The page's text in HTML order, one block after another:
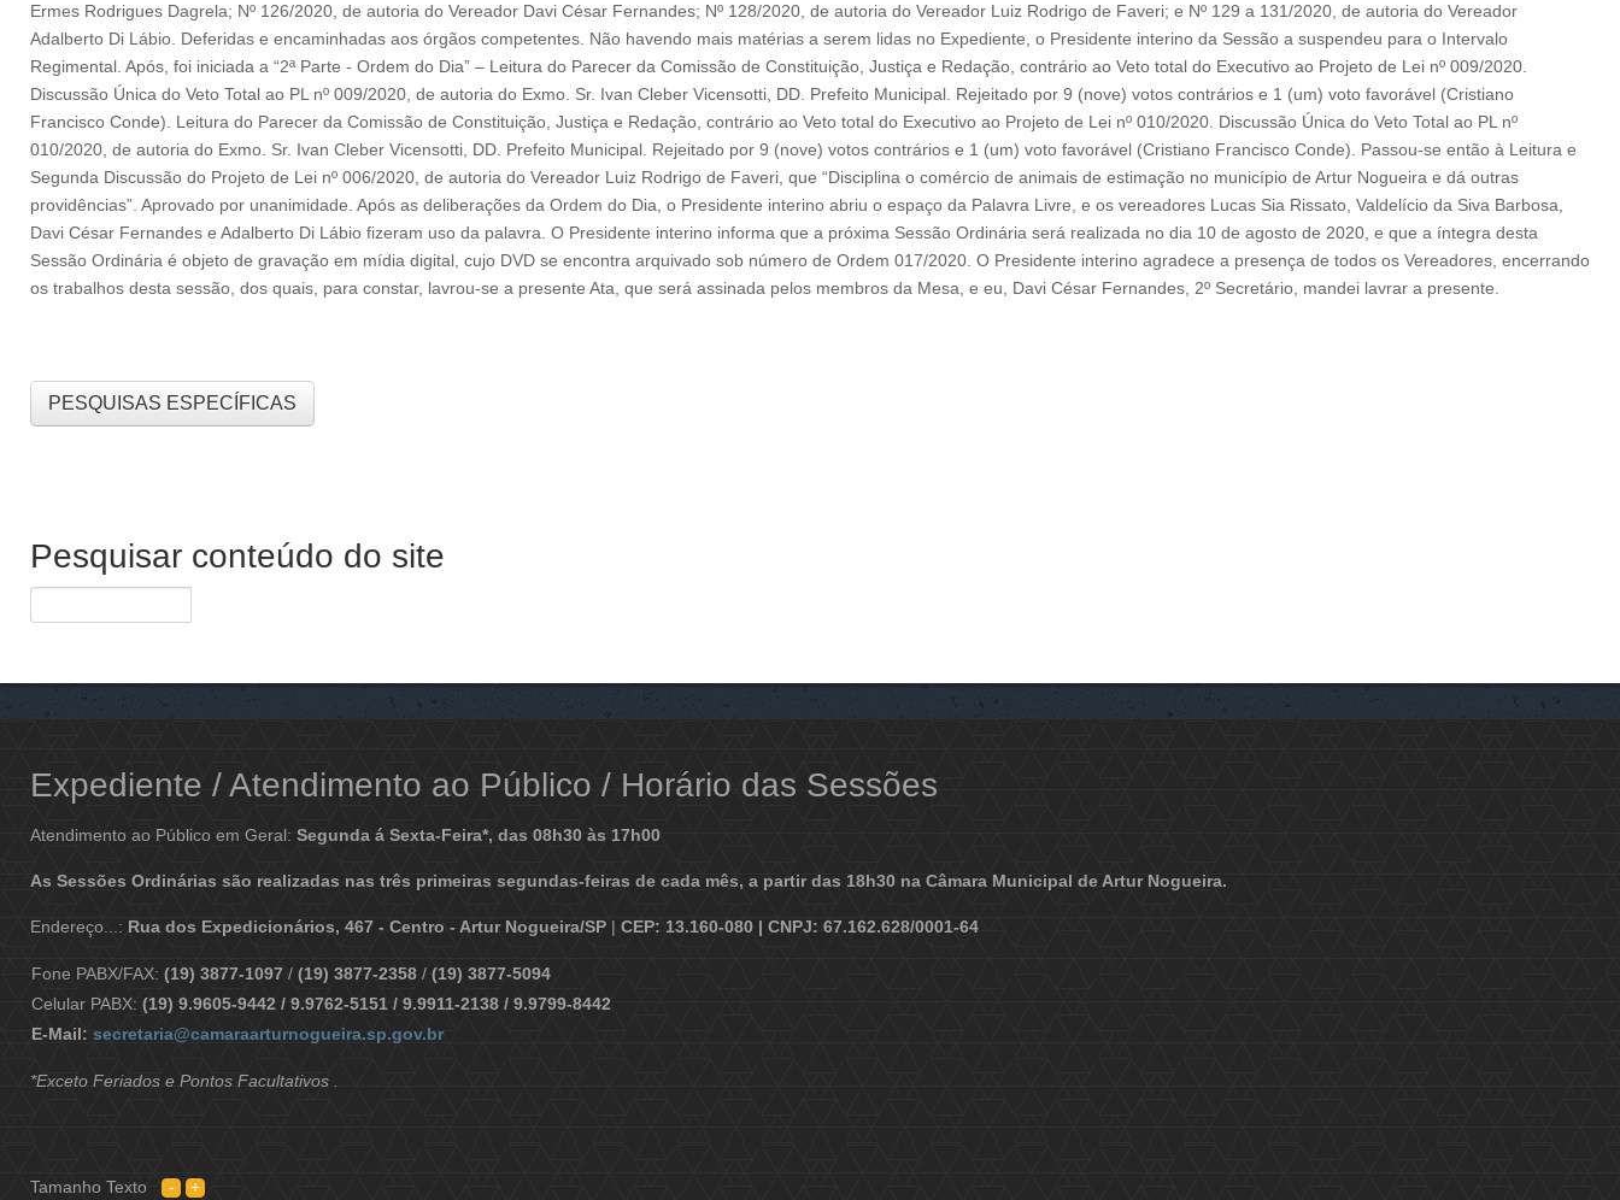
Ermes Rodrigues Dagrela; Nº 126/2020, de autoria do Vereador Davi César Fernandes; Nº 128/2020, de autoria do Vereador Luiz Rodrigo de Faveri; e Nº 129 a 131/2020, de autoria do Vereador
Adalberto Di Lábio. Deferidas e encaminhadas aos órgãos competentes. Não havendo mais matérias a serem lidas no Expediente, o Presidente interino da Sessão a suspendeu para o Intervalo
Regimental. Após, foi iniciada a “2ª Parte - Ordem do Dia” – Leitura do Parecer da Comissão de Constituição, Justiça e Redação, contrário ao Veto total do Executivo ao Projeto de Lei nº 009/2020.
Discussão Única do Veto Total ao PL nº 009/2020, de autoria do Exmo. Sr. Ivan Cleber Vicensotti, DD. Prefeito Municipal. Rejeitado por 9 (nove) votos contrários e 1 (um) voto favorável (Cristiano
Francisco Conde). Leitura do Parecer da Comissão de Constituição, Justiça e Redação, contrário ao Veto total do Executivo ao Projeto de Lei nº 010/2020. Discussão Única do Veto Total ao PL nº
010/2020, de autoria do Exmo. Sr. Ivan Cleber Vicensotti, DD. Prefeito Municipal. Rejeitado por 9 (nove) votos contrários e 1 (um) voto favorável (Cristiano Francisco Conde). Passou-se então à Leitura e
Segunda Discussão do Projeto de Lei nº 006/2020, de autoria do Vereador Luiz Rodrigo de Faveri, que “Disciplina o comércio de animais de estimação no município de Artur Nogueira e dá outras
providências”. Aprovado por unanimidade. Após as deliberações da Ordem do Dia, o Presidente interino abriu o espaço da Palavra Livre, e os vereadores Lucas Sia Rissato, Valdelício da Siva Barbosa,
Davi César Fernandes e Adalberto Di Lábio fizeram uso da palavra. O Presidente interino informa que a próxima Sessão Ordinária será realizada no dia 10 de agosto de 2020, e que a íntegra desta
Sessão Ordinária é objeto de gravação em mídia digital, cujo DVD se encontra arquivado sob número de Ordem 017/2020. O Presidente interino agradece a presença de todos os Vereadores, encerrando
os trabalhos desta sessão, dos quais, para constar, lavrou-se a presente Ata, que será assinada pelos membros da Mesa, e eu, Davi César Fernandes, 2º Secretário, mandei lavrar a presente.
PESQUISAS ESPECÍFICAS
Pesquisar conteúdo do site
Expediente / Atendimento ao Público / Horário das Sessões
Atendimento ao Público em Geral: Segunda á Sexta-Feira*, das 08h30 às 17h00
As Sessões Ordinárias são realizadas nas três primeiras segundas-feiras de cada mês, a partir das 18h30 na Câmara Municipal de Artur Nogueira.
Endereço...: Rua dos Expedicionários, 467 - Centro - Artur Nogueira/SP | CEP: 13.160-080 | CNPJ: 67.162.628/0001-64
Fone PABX/FAX: (19) 3877-1097 / (19) 3877-2358 / (19) 3877-5094
Celular PABX: (19) 9.9605-9442 / 9.9762-5151 / 9.9911-2138 / 9.9799-8442
E-Mail: secretaria@camaraarturnogueira.sp.gov.br
*Exceto Feriados e Pontos Facultativos .
Tamanho Texto